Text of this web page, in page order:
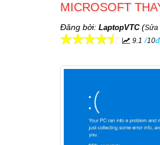
MICROSOFT
Đăng bởi: LaptopVTC(Sửa
9.1 /10đ